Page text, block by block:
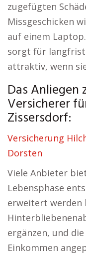
zugefügten
Missgeschicken
auf einem
sorgt für
attraktiv, wenn
Das Anliegen
Versicherer
Zissersdorf:
Versicherung
Dorsten
Viele Anbieter
Lebensphase
erweitert werden
ergänzen, und
Einkommen